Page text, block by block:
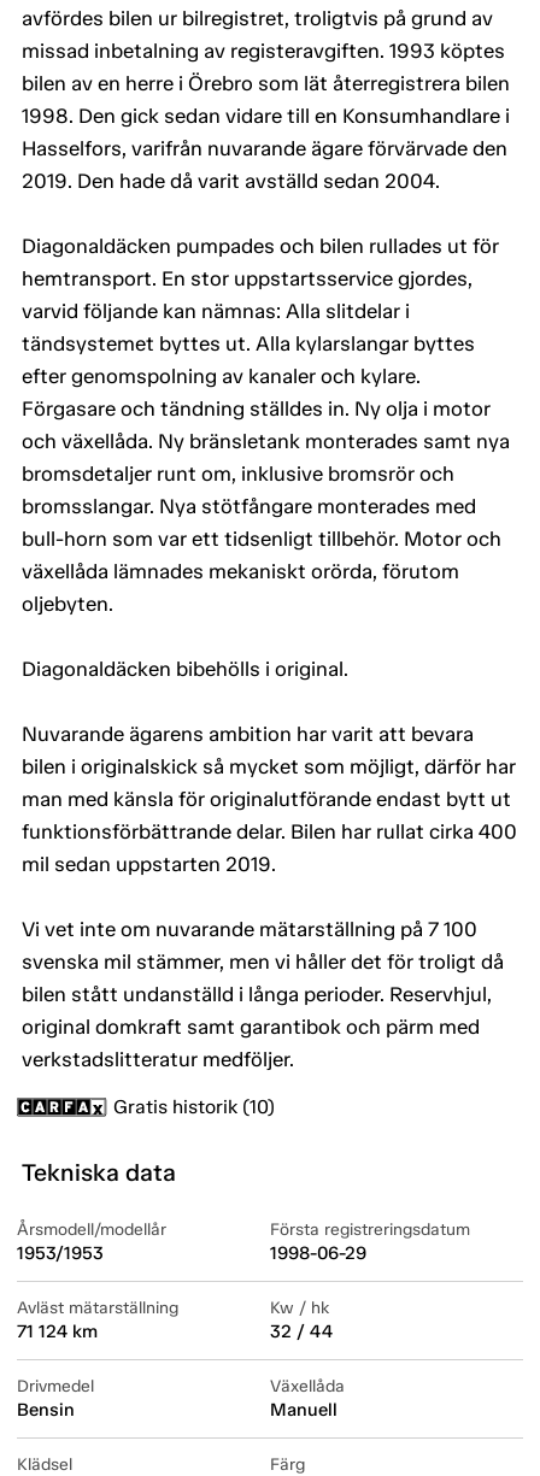
avfördes bilen ur bilregistret, troligtvis på grund av
missad inbetalning av registeravgiften. 1993 köptes
bilen av en herre i Örebro som lät återregistrera bilen
1998. Den gick sedan vidare till en Konsumhandlare i
Hasselfors, varifrån nuvarande ägare förvärvade den
2019. Den hade då varit avställd sedan 2004.
Diagonaldäcken pumpades och bilen rullades ut för
hemtransport. En stor uppstartsservice gjordes,
varvid följande kan nämnas: Alla slitdelar i
tändsystemet byttes ut. Alla kylarslangar byttes
efter genomspolning av kanaler och kylare.
Förgasare och tändning ställdes in. Ny olja i motor
och växellåda. Ny bränsletank monterades samt nya
bromsdetaljer runt om, inklusive bromsrör och
bromsslangar. Nya stötfångare monterades med
bull-horn som var ett tidsenligt tillbehör. Motor och
växellåda lämnades mekaniskt orörda, förutom
oljebyten.
Diagonaldäcken bibehölls i original.
Nuvarande ägarens ambition har varit att bevara
bilen i originalskick så mycket som möjligt, därför har
man med känsla för originalutförande endast bytt ut
funktionsförbättrande delar. Bilen har rullat cirka 400
mil sedan uppstarten 2019.
Vi vet inte om nuvarande mätarställning på 7 100
svenska mil stämmer, men vi håller det för troligt då
bilen stått undanställd i långa perioder. Reservhjul,
original domkraft samt garantibok och pärm med
verkstadslitteratur medföljer.
Gratis historik (10)
Tekniska data
Årsmodell/modellår
1953/1953
Första registreringsdatum
1998-06-29
Avläst mätarställning
71 124 km
Kw / hk
32 / 44
Drivmedel
Bensin
Växellåda
Manuell
Klädsel Färg